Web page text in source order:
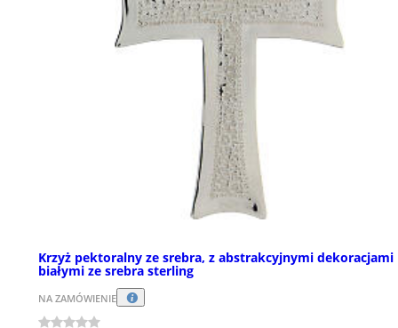
Krzyż pektoralny ze srebra, z abstrakcyjnymi dekoracjami
białymi ze srebra sterling
NA ZAMÓWIENIE